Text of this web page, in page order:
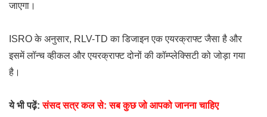
जाएगा।
ISRO के अनुसार, RLV-TD का डिजाइन एक एयरक्राफ्ट जैसा है और
इसमें लॉन्च व्हीकल और एयरक्राफ्ट दोनों की कॉम्प्लेक्सिटी को जोड़ा गया
है।
ये भी पढ़ें:संसद सत्र कल से: सब कुछ जो आपको जानना चाहिए